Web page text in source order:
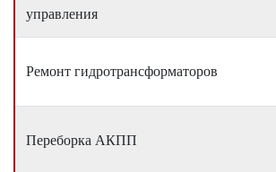
управления
Ремонт гидротрансформаторов
Переборка АКПП